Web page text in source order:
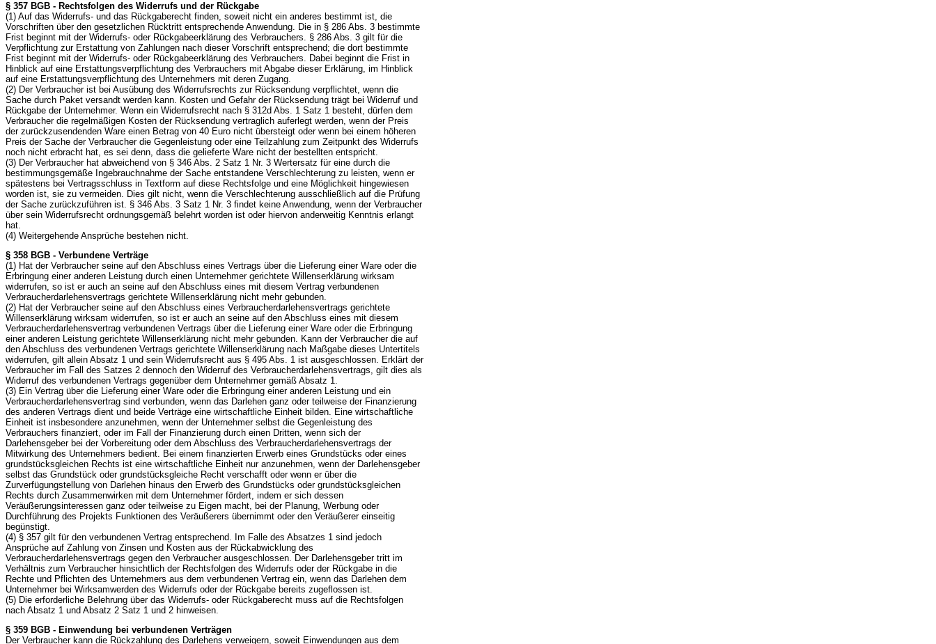
§ 357 BGB - Rechtsfolgen des Widerrufs und der Rückgabe
(1) Auf das Widerrufs- und das Rückgaberecht finden, soweit nicht ein anderes bestimmt ist, die
Vorschriften über den gesetzlichen Rücktritt entsprechende Anwendung. Die in § 286 Abs. 3 bestimmte
Frist beginnt mit der Widerrufs- oder Rückgabeerklärung des Verbrauchers. § 286 Abs. 3 gilt für die
Verpflichtung zur Erstattung von Zahlungen nach dieser Vorschrift entsprechend; die dort bestimmte
Frist beginnt mit der Widerrufs- oder Rückgabeerklärung des Verbrauchers. Dabei beginnt die Frist in
Hinblick auf eine Erstattungsverpflichtung des Verbrauchers mit Abgabe dieser Erklärung, im Hinblick
auf eine Erstattungsverpflichtung des Unternehmers mit deren Zugang.
(2) Der Verbraucher ist bei Ausübung des Widerrufsrechts zur Rücksendung verpflichtet, wenn die
Sache durch Paket versandt werden kann. Kosten und Gefahr der Rücksendung trägt bei Widerruf und
Rückgabe der Unternehmer. Wenn ein Widerrufsrecht nach § 312d Abs. 1 Satz 1 besteht, dürfen dem
Verbraucher die regelmäßigen Kosten der Rücksendung vertraglich auferlegt werden, wenn der Preis
der zurückzusendenden Ware einen Betrag von 40 Euro nicht übersteigt oder wenn bei einem höheren
Preis der Sache der Verbraucher die Gegenleistung oder eine Teilzahlung zum Zeitpunkt des Widerrufs
noch nicht erbracht hat, es sei denn, dass die gelieferte Ware nicht der bestellten entspricht.
(3) Der Verbraucher hat abweichend von § 346 Abs. 2 Satz 1 Nr. 3 Wertersatz für eine durch die
bestimmungsgemäße Ingebrauchnahme der Sache entstandene Verschlechterung zu leisten, wenn er
spätestens bei Vertragsschluss in Textform auf diese Rechtsfolge und eine Möglichkeit hingewiesen
worden ist, sie zu vermeiden. Dies gilt nicht, wenn die Verschlechterung ausschließlich auf die Prüfung
der Sache zurückzuführen ist. § 346 Abs. 3 Satz 1 Nr. 3 findet keine Anwendung, wenn der Verbraucher
über sein Widerrufsrecht ordnungsgemäß belehrt worden ist oder hiervon anderweitig Kenntnis erlangt
hat.
(4) Weitergehende Ansprüche bestehen nicht.
§ 358 BGB - Verbundene Verträge
(1) Hat der Verbraucher seine auf den Abschluss eines Vertrags über die Lieferung einer Ware oder die
Erbringung einer anderen Leistung durch einen Unternehmer gerichtete Willenserklärung wirksam
widerrufen, so ist er auch an seine auf den Abschluss eines mit diesem Vertrag verbundenen
Verbraucherdarlehensvertrags gerichtete Willenserklärung nicht mehr gebunden.
(2) Hat der Verbraucher seine auf den Abschluss eines Verbraucherdarlehensvertrags gerichtete
Willenserklärung wirksam widerrufen, so ist er auch an seine auf den Abschluss eines mit diesem
Verbraucherdarlehensvertrag verbundenen Vertrags über die Lieferung einer Ware oder die Erbringung
einer anderen Leistung gerichtete Willenserklärung nicht mehr gebunden. Kann der Verbraucher die auf
den Abschluss des verbundenen Vertrags gerichtete Willenserklärung nach Maßgabe dieses Untertitels
widerrufen, gilt allein Absatz 1 und sein Widerrufsrecht aus § 495 Abs. 1 ist ausgeschlossen. Erklärt der
Verbraucher im Fall des Satzes 2 dennoch den Widerruf des Verbraucherdarlehensvertrags, gilt dies als
Widerruf des verbundenen Vertrags gegenüber dem Unternehmer gemäß Absatz 1.
(3) Ein Vertrag über die Lieferung einer Ware oder die Erbringung einer anderen Leistung und ein
Verbraucherdarlehensvertrag sind verbunden, wenn das Darlehen ganz oder teilweise der Finanzierung
des anderen Vertrags dient und beide Verträge eine wirtschaftliche Einheit bilden. Eine wirtschaftliche
Einheit ist insbesondere anzunehmen, wenn der Unternehmer selbst die Gegenleistung des
Verbrauchers finanziert, oder im Fall der Finanzierung durch einen Dritten, wenn sich der
Darlehensgeber bei der Vorbereitung oder dem Abschluss des Verbraucherdarlehensvertrags der
Mitwirkung des Unternehmers bedient. Bei einem finanzierten Erwerb eines Grundstücks oder eines
grundstücksgleichen Rechts ist eine wirtschaftliche Einheit nur anzunehmen, wenn der Darlehensgeber
selbst das Grundstück oder grundstücksgleiche Recht verschafft oder wenn er über die
Zurverfügungstellung von Darlehen hinaus den Erwerb des Grundstücks oder grundstücksgleichen
Rechts durch Zusammenwirken mit dem Unternehmer fördert, indem er sich dessen
Veräußerungsinteressen ganz oder teilweise zu Eigen macht, bei der Planung, Werbung oder
Durchführung des Projekts Funktionen des Veräußerers übernimmt oder den Veräußerer einseitig
begünstigt.
(4) § 357 gilt für den verbundenen Vertrag entsprechend. Im Falle des Absatzes 1 sind jedoch
Ansprüche auf Zahlung von Zinsen und Kosten aus der Rückabwicklung des
Verbraucherdarlehensvertrags gegen den Verbraucher ausgeschlossen. Der Darlehensgeber tritt im
Verhältnis zum Verbraucher hinsichtlich der Rechtsfolgen des Widerrufs oder der Rückgabe in die
Rechte und Pflichten des Unternehmers aus dem verbundenen Vertrag ein, wenn das Darlehen dem
Unternehmer bei Wirksamwerden des Widerrufs oder der Rückgabe bereits zugeflossen ist.
(5) Die erforderliche Belehrung über das Widerrufs- oder Rückgaberecht muss auf die Rechtsfolgen
nach Absatz 1 und Absatz 2 Satz 1 und 2 hinweisen.
§ 359 BGB - Einwendung bei verbundenen Verträgen
Der Verbraucher kann die Rückzahlung des Darlehens verweigern, soweit Einwendungen aus dem